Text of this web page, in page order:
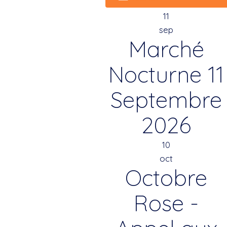
11
sep
Marché
Nocturne 11
Septembre
2026
10
oct
Octobre
Rose -